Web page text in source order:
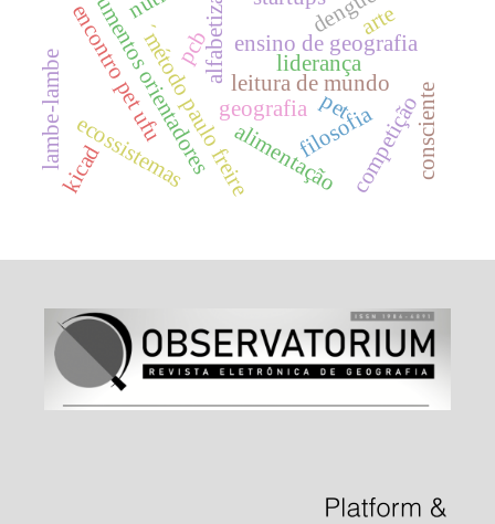
ensino de geografia
´método paulo freireleitura de mundo
documentos orientadores geografia
ecossistemas
encontro pet ufu
alimentaçãocompetição
pet
pcb
kicad
liderança
consciente
filosofia
arte
lambe-lambe